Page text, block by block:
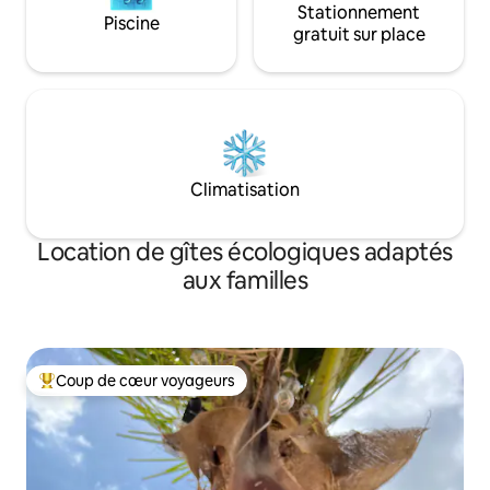
Piscine
Stationnement
gratuit sur place
Climatisation
Location de gîtes écologiques adaptés
aux familles
Coups de cœur voyageurs les plus appréciés
Coup de cœur voyageurs